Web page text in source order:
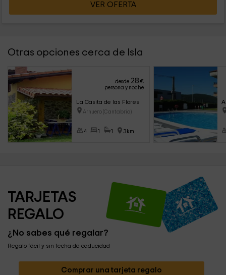
VER OFERTA
Otras opciones cerca de Isla
desde 28€
persona y noche
La Casita de las Flores
Arnuero (Cantabria)
4 1 1 3km
TARJETAS
REGALO
¿No sabes qué regalar?
Regalo fácil y sin fecha de caducidad
Comprar una tarjeta regalo